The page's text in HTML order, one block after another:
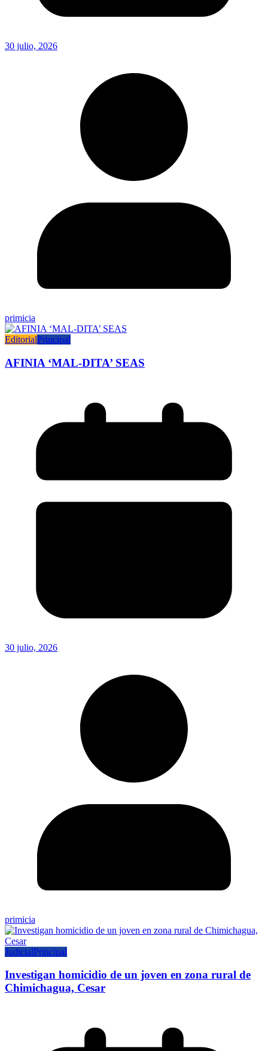
30 julio, 2026
primicia
EditorialPrincipal
AFINIA ‘MAL-DITA’ SEAS
30 julio, 2026
primicia
JudicialPrincipal
Investigan homicidio de un joven en zona rural de
Chimichagua, Cesar